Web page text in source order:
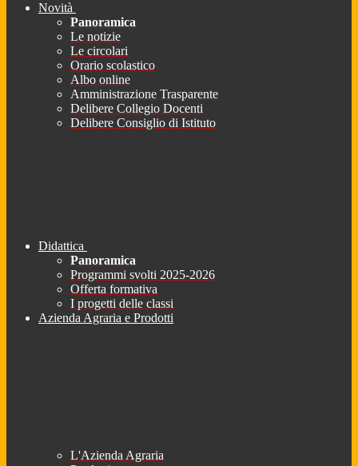
Novità
Panoramica
Le notizie
Le circolari
Orario scolastico
Albo online
Amministrazione Trasparente
Delibere Collegio Docenti
Delibere Consiglio di Istituto
Didattica
Panoramica
Programmi svolti 2025-2026
Offerta formativa
I progetti delle classi
Azienda Agraria e Prodotti
L'Azienda Agraria